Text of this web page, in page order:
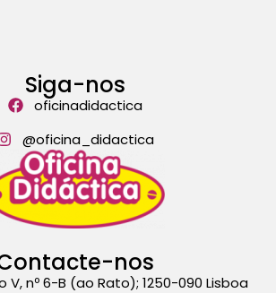
Siga-nos
oficinadidactica
@oficina_didactica
nos
V, nº 6-B (ao Rato); 1250-090 Lisboa